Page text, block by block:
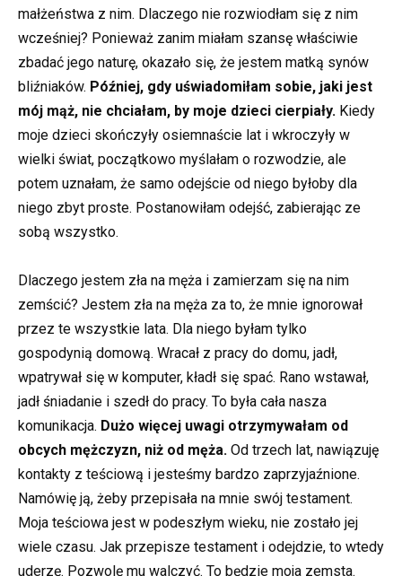
małżeństwa z nim. Dlaczego nie rozwiodłam się z nim
wcześniej? Ponieważ zanim miałam szansę właściwie
zbadać jego naturę, okazało się, że jestem matką synów
bliźniaków. Później, gdy uświadomiłam sobie, jaki jest
mój mąż, nie chciałam, by moje dzieci cierpiały. Kiedy
moje dzieci skończyły osiemnaście lat i wkroczyły w
wielki świat, początkowo myślałam o rozwodzie, ale
potem uznałam, że samo odejście od niego byłoby dla
niego zbyt proste. Postanowiłam odejść, zabierając ze
sobą wszystko.
Dlaczego jestem zła na męża i zamierzam się na nim
zemścić? Jestem zła na męża za to, że mnie ignorował
przez te wszystkie lata. Dla niego byłam tylko
gospodynią domową. Wracał z pracy do domu, jadł,
wpatrywał się w komputer, kładł się spać. Rano wstawał,
jadł śniadanie i szedł do pracy. To była cała nasza
komunikacja. Dużo więcej uwagi otrzymywałam od
obcych mężczyzn, niż od męża. Od trzech lat, nawiązuję
kontakty z teściową i jesteśmy bardzo zaprzyjaźnione.
Namówię ją, żeby przepisała na mnie swój testament.
Moja teściowa jest w podeszłym wieku, nie zostało jej
wiele czasu. Jak przepisze testament i odejdzie, to wtedy
uderzę. Pozwolę mu walczyć. To będzie moja zemsta.